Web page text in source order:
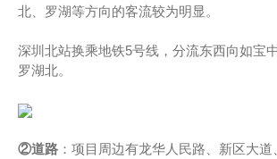
北、罗湖等方向的客流较为明显。
深圳北站换乘地铁5号线，分流东西向如宝
罗湖北。
②道路 ：项目周边有龙华人民路、新区大